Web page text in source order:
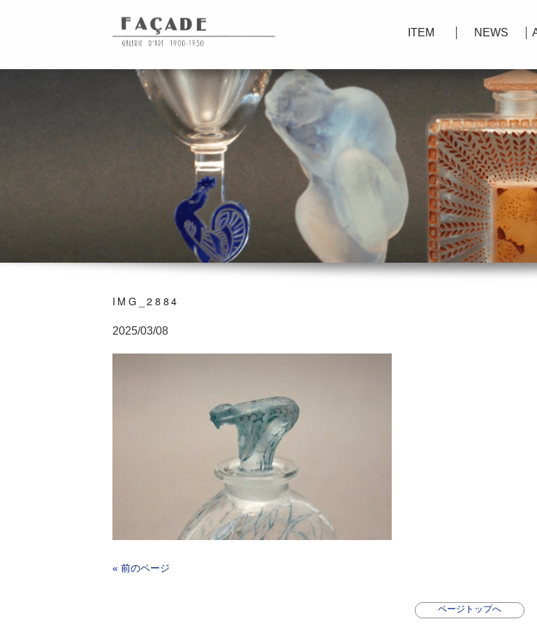
ITEM NEWS
IMG_2884
2025/03/08
« 前のページ
ページトップへ